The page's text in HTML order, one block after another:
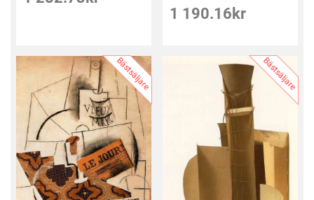
1 190.16 kr
Bästsäljare Bästsäljare